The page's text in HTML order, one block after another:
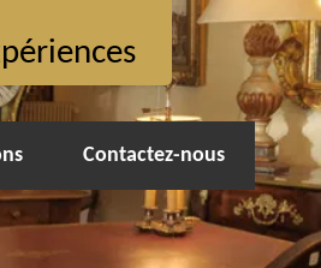
Contactez-nous